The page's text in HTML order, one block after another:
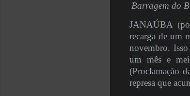
Barragem do
JANAÚBA
recarga de um
novembro.
um mês e
(Proclamação
represa que